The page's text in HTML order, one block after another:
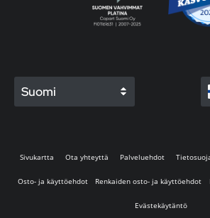
Suomi
Sivukartta Ota yhteyttä Palveluehdot
Osto- ja käyttöehdot Renkaiden osto- ja käyttöehdot
Evästekäytäntö